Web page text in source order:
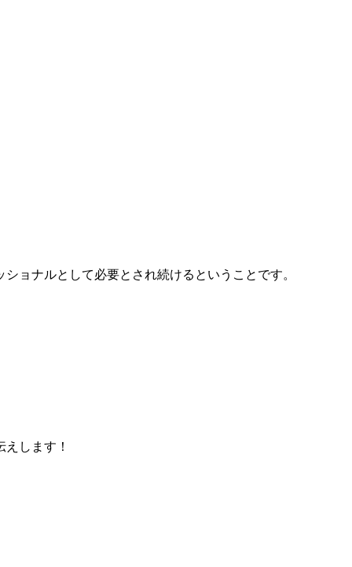
ョナルとして必要とされ続けるということです。
します！